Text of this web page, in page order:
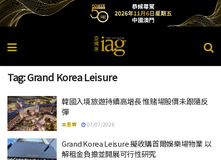
Tag:Grand Korea Leisure
韓國入境旅遊持續高增長 惟賭場股價未跟隨反
彈
本思齊 07/07/2026
Grand Korea Leisure 擬收購首爾娛樂場物業 以
解租金負擔並開展可行性研究